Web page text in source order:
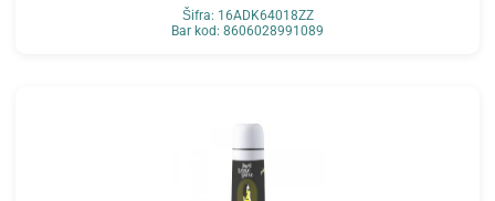
Šifra: 16ADK64018ZZ
Bar kod: 8606028991089